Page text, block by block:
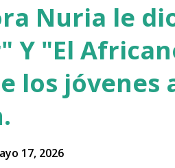
Nuria le
Y "El
los jóvenes
17, 2026